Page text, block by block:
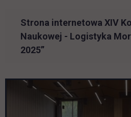
Strona internetowa XIV
Naukowej - Logistyka
2025”link otwiera się w
Pomiń galerię